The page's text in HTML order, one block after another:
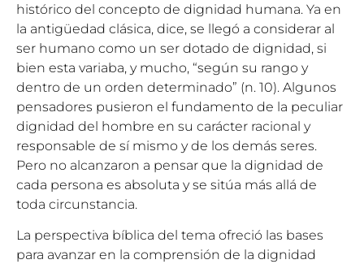
histórico del concepto de dignidad humana. Ya en
la antigüedad clásica, dice, se llegó a considerar al
ser humano como un ser dotado de dignidad, si
bien esta variaba, y mucho, “según su rango y
dentro de un orden determinado” (n. 10). Algunos
pensadores pusieron el fundamento de la peculiar
dignidad del hombre en su carácter racional y
responsable de sí mismo y de los demás seres.
Pero no alcanzaron a pensar que la dignidad de
cada persona es absoluta y se sitúa más allá de
toda circunstancia.
La perspectiva bíblica del tema ofreció las bases
para avanzar en la comprensión de la dignidad